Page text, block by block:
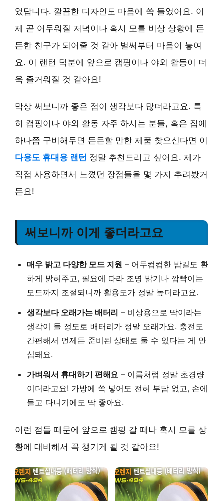
었답니다. 깔끔한 디자인도 마음에 쏙 들었어요. 이
제 곧 어두워질 저녁이나 혹시 모를 비상 상황에 든
든한 친구가 되어줄 것 같아 벌써부터 마음이 놓여
요. 이 랜턴 덕분에 앞으로 캠핑이나 야외 활동이 더
욱 즐거워질 것 같아요!
막상 써보니까 좋은 점이 생각보다 많더라고요. 특
히 캠핑이나 야외 활동 자주 하시는 분들, 혹은 집에
하나쯤 구비해두면 든든할 만한 제품 찾으신다면 이
다용도 휴대용 랜턴 정말 추천드리고 싶어요. 제가
직접 사용하면서 느꼈던 장점들을 몇 가지 추려봤거
든요!
써보니까 이게 좋더라고요
매우 밝고 다양한 모드 지원 – 어두컴컴한 밤길도 환
하게 밝혀주고, 필요에 따라 조명 밝기나 깜빡이는
모드까지 조절되니까 활용도가 정말 높더라고요.
생각보다 오래가는 배터리 – 비상용으로 딱이라는
생각이 들 정도로 배터리가 정말 오래가요. 충전도
간편해서 언제든 준비된 상태로 둘 수 있다는 게 안
심돼요.
가벼워서 휴대하기 편해요 – 이름처럼 정말 초경량
이더라고요! 가방에 쏙 넣어도 전혀 부담 없고, 손에
들고 다니기에도 딱 좋아요.
이런 점들 때문에 앞으로 캠핑 갈 때나 혹시 모를 상
황에 대비해서 꼭 챙기게 될 것 같아요!